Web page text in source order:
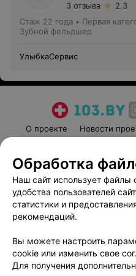
3 отзыва
2.3
Стаж 22 года • Первая
Зубной фельдшер
УлыбкаСервис
О проекте Новости
Пользовательское
Вакансии
Написать
Обработка
Обработка
Наш сайт использует файлы
удобства пользователей
статистики и
рекомендаций.
Вы можете настроить
cookie или изменить свое
Для получения